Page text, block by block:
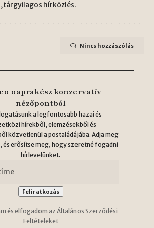
tárgyilagos hírközlés.
Nincs hozzászólás
naprakész konzervatív
nézőpontból
a legfontosabb hazai és
hírekből, elemzésekből és
közvetlenül a postaládájába. Adja meg
és erősítse meg, hogy szeretné fogadni
hírlevelünket.
és elfogadom az Általános Szerződési
Feltételeket